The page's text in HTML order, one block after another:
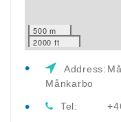
500 m
2000 ft
Address:
Månkarbo
Tel: